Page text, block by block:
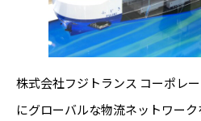
株式会社フジトランス コーポレ
にグローバルな物流ネットワー